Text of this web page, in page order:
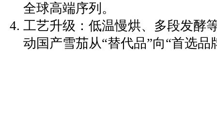
全球高端序列。
工艺升级‌：低温慢烘、多段发酵
动国产雪茄从“替代品”向“首选品